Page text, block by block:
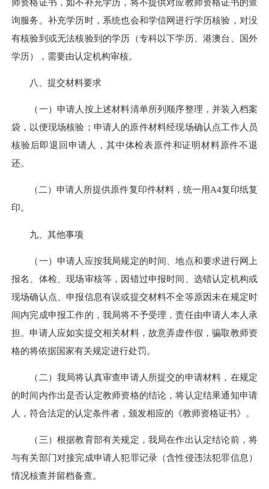
询服务。补充学历时，系统也会和学信网进行学历核验，对没
有核验到或无法核验到的学历（专科以下学历、港澳台、国外
学历），需要由认定机构审核。
八、提交材料要求
（一）申请人按上述材料清单所列顺序整理，并装入档案
袋，以便现场核验；申请人的原件材料经现场确认点工作人员
核验后即退回申请人，其中体检表原件和证明材料原件不退
还。
（二）申请人所提供原件复印件材料，统一用A4复印纸复
印。
九、其他事项
（一）申请人应按我局规定的时间、地点和要求进行网上
报名、体检、现场审核等，因错过申报时间、选错认定机构或
现场确认点、申报信息有误或提交材料不全等原因未在规定时
间内完成申报工作的，我局将不予受理，责任由申请人本人承
担。申请人应如实提交相关材料，故意弄虚作假，骗取教师资
格的将依据国家有关规定进行处罚。
（二）我局将认真审查申请人所提交的申请材料，在规定
的时间内作出是否认定教师资格的结论，将认定结果通知申请
人，符合法定的认定条件者，颁发相应的《教师资格证书》。
（三）根据教育部有关规定，我局在作出认定结论前，将
与有关部门对接完成申请人犯罪记录（含性侵违法犯罪信息）
情况核查并留档备查。